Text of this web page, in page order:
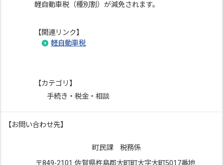
軽自動車税（種別割）が減免されます。
【関連リンク】
軽自動車税
【カテゴリ】
手続き・税金・相談
【お問い合わせ先】
町民課 税務係
〒849-2101 佐賀県杵島郡大町町大字大町5017番地